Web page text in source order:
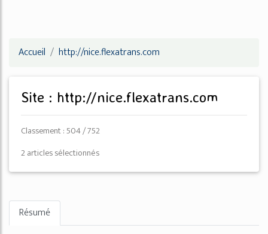
Accueil http://nice.flexatrans.com
Site : http://nice.flexatrans.com
Classement : 504 / 752
2 articles sélectionnés
Résumé